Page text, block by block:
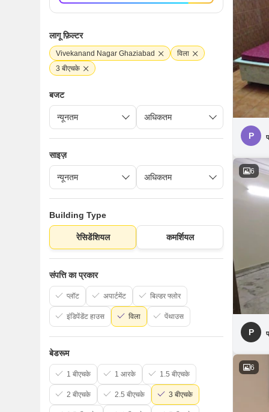
P
6
P
6
लागू फ़िल्टर
Vivekanand Nagar Ghaziabad
विला
3 बीएचके
बजट
साइज़
Building Type
रेसिडेंशियल कमर्शियल
संपत्ति का प्रकार
प्लॉट अपार्टमेंट बिल्डर फ्लोर
इंडिपेंडेंट हाउस विला पेंथाउस
बेडरूम
1 बीएचके 1 आरके 1.5 बीएचके
2 बीएचके 2.5 बीएचके 3 बीएचके